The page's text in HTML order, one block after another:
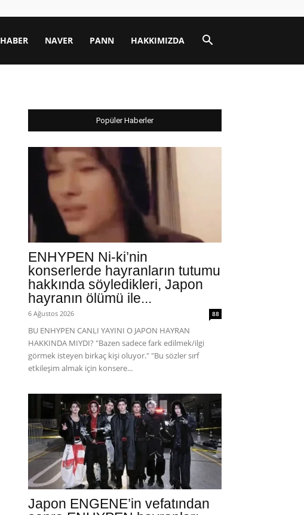
HABER NAVER PANN HAKKIMIZDA
Popüler Haberler
ENHYPEN Ni-ki’nin
konserlerde hayranların tutumu
hakkında söyledikleri, Japon
hayranın ölümü ile...
6 Ağustos 2026 88
BU ENHYPEN CANLI YAYINI O JAPON HAYRAN
HAKKINDA MIYDI? "Bazen sadece fark edilmek/ilgi
görmek isteyen birkaç kişi oluyor." "Bu sözler sırf
etkileşim almak için konsere...
Japon ENGENE’in vefatından